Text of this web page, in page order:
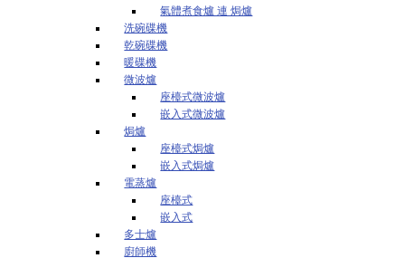
氣體煮食爐 連 焗爐
洗碗碟機
乾碗碟機
暖碟機
微波爐
座檯式微波爐
嵌入式微波爐
焗爐
座檯式焗爐
嵌入式焗爐
電蒸爐
座檯式
嵌入式
多士爐
廚師機